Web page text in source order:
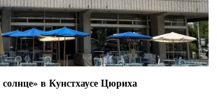
в Кунстхаусе Цюриха